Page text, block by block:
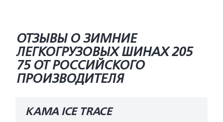
ОТЗЫВЫ О ЗИМНИЕ
ЛЕГКОГРУЗОВЫХ ШИНАХ 205
75 ОТ РОССИЙСКОГО
ПРОИЗВОДИТЕЛЯ
КАМА ICE TRACE